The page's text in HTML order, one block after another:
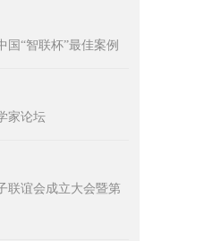
国“智联杯”最佳案例
家论坛
联谊会成立大会暨第